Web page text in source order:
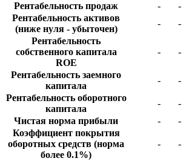
Рентабельность продаж
- -
Рентабельность активов
(ниже нуля - убыточен)
- -
Рентабельность
собственного капитала
ROE
- -
Рентабельность заемного
капитала
- -
Рентабельность оборотного
капитала
- -
Чистая норма прибыли
- -
Коэффициент покрытия
оборотных средств (норма
более 0.1%)
- -